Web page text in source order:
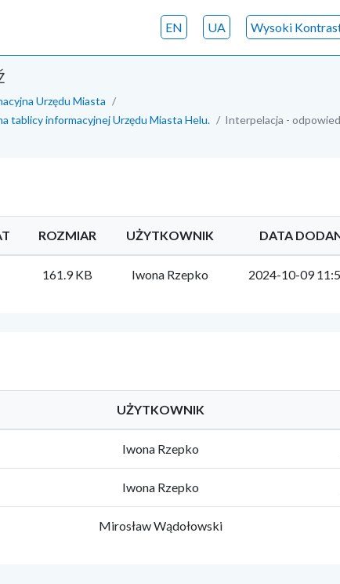
Wysoki
UA
EN
Urzędu Miasta
tablicy informacyjnej Urzędu Miasta Helu.
Interpelacja -
ROZMIAR UŻYTKOWNIK DATA
161.9 KB Iwona Rzepko 2024-10-09
UŻYTKOWNIK
Iwona Rzepko
Iwona Rzepko
Mirosław Wądołowski